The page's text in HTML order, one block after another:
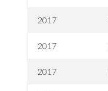
2017
2017
2017